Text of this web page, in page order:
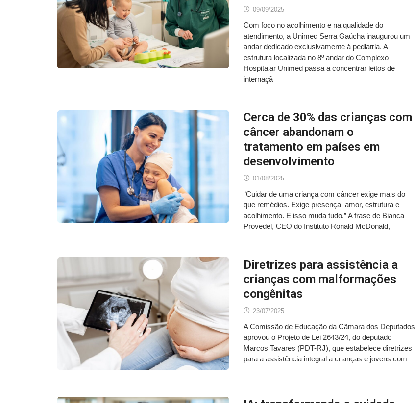
09/09/2025
Com foco no acolhimento e na qualidade do
atendimento, a Unimed Serra Gaúcha inaugurou um
andar dedicado exclusivamente à pediatria. A
estrutura localizada no 8º andar do Complexo
Hospitalar Unimed passa a concentrar leitos de
internaçã
Cerca de 30% das crianças com
câncer abandonam o
tratamento em países em
desenvolvimento
01/08/2025
“Cuidar de uma criança com câncer exige mais do
que remédios. Exige presença, amor, estrutura e
acolhimento. E isso muda tudo.” A frase de Bianca
Provedel, CEO do Instituto Ronald McDonald,
Diretrizes para assistência a
crianças com malformações
congênitas
23/07/2025
A Comissão de Educação da Câmara dos Deputados
aprovou o Projeto de Lei 2643/24, do deputado
Marcos Tavares (PDT-RJ), que estabelece diretrizes
para a assistência integral a crianças e jovens com